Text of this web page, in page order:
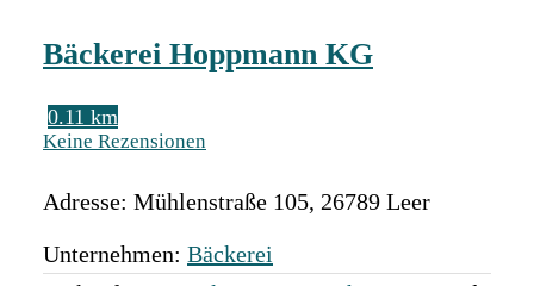
Bäckerei Hoppmann KG
0.11 km
Keine Rezensionen
Adresse: Mühlenstraße 105, 26789 Leer
Unternehmen: Bäckerei